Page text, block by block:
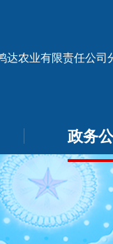
业有限责任公司分
政务